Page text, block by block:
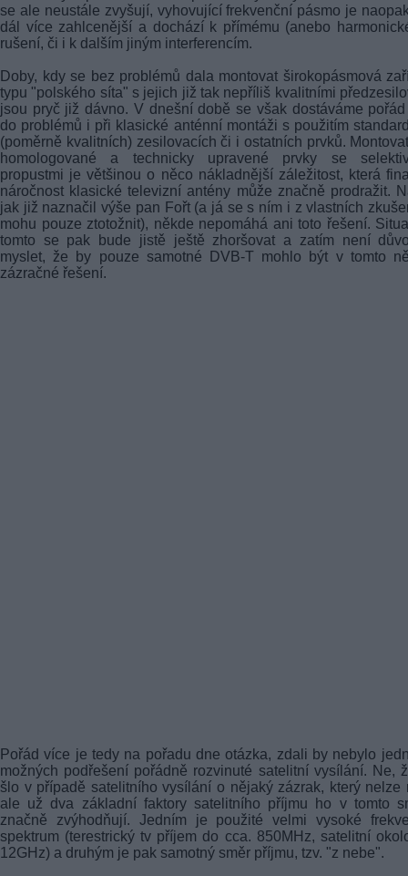
se ale neustále zvyšují, vyhovující frekvenční pásmo je
dál více zahlcenější a dochází k přímému (anebo
rušení, či i k dalším jiným interferencím.
Doby, kdy se bez problémů dala montovat širokopásmová
typu "polského síta" s jejich již tak nepříliš kvalitními
jsou pryč již dávno. V dnešní době se však dostáváme
do problémů i při klasické anténní montáži s použitím
(poměrně kvalitních) zesilovacích či i ostatních prvků.
homologované a technicky upravené prvky se
propustmi je většinou o něco nákladnější záležitost, která
náročnost klasické televizní antény může značně prodražit.
jak již naznačil výše pan Fořt (a já se s ním i z vlastních
mohu pouze ztotožnit), někde nepomáhá ani toto řešení.
tomto se pak bude jistě ještě zhoršovat a zatím není
myslet, že by pouze samotné
DVB-T mohlo být v tomto
zázračné řešení.
Pořád více je tedy na pořadu dne otázka, zdali by nebylo
možných podřešení pořádně rozvinuté satelitní vysílání. Ne,
šlo v případě satelitního vysílání o nějaký zázrak, který nelze
ale už dva základní faktory satelitního příjmu ho v tomto
značně zvýhodňují. Jedním je použité velmi vysoké
spektrum (terestrický tv příjem do cca. 850MHz, satelitní
12GHz) a druhým je pak samotný směr příjmu, tzv. "z nebe".